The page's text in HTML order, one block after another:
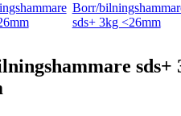
Borr/
sds+ 3kg <26mm
sds+